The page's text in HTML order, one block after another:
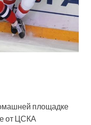
площадке
от ЦСКА